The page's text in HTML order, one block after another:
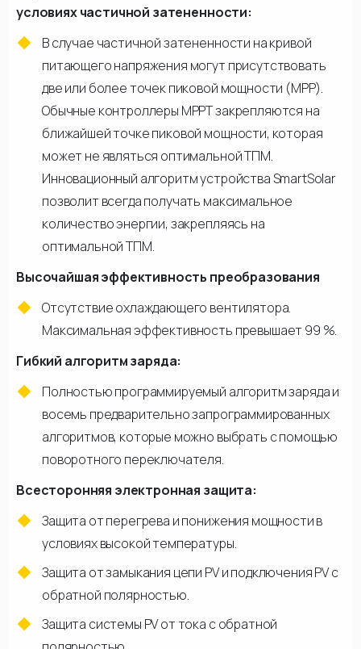
условиях частичной затененности:
В случае частичной затененности на кривой
питающего напряжения могут присутствовать
две или более точек пиковой мощности (МРР).
Обычные контроллеры МРРТ закрепляются на
ближайшей точке пиковой мощности, которая
может не являться оптимальной ТПМ.
Инновационный алгоритм устройства SmartSolar
позволит всегда получать максимальное
количество энергии, закрепляясь на
оптимальной ТПМ.
Высочайшая эффективность преобразования
Отсутствие охлаждающего вентилятора.
Максимальная эффективность превышает 99 %.
Гибкий алгоритм заряда:
Полностью программируемый алгоритм заряда и
восемь предварительно запрограммированных
алгоритмов, которые можно выбрать с помощью
поворотного переключателя.
Всесторонняя электронная защита:
Защита от перегрева и понижения мощности в
условиях высокой температуры.
Защита от замыкания цепи PV и подключения PV с
обратной полярностью.
Защита системы PV от тока с обратной